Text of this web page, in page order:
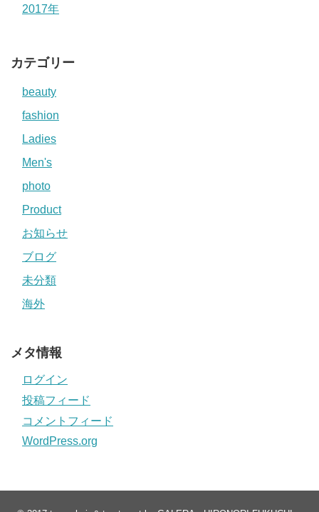
2017年
カテゴリー
beauty
fashion
Ladies
Men's
photo
Product
お知らせ
ブログ
未分類
海外
メタ情報
ログイン
投稿フィード
コメントフィード
WordPress.org